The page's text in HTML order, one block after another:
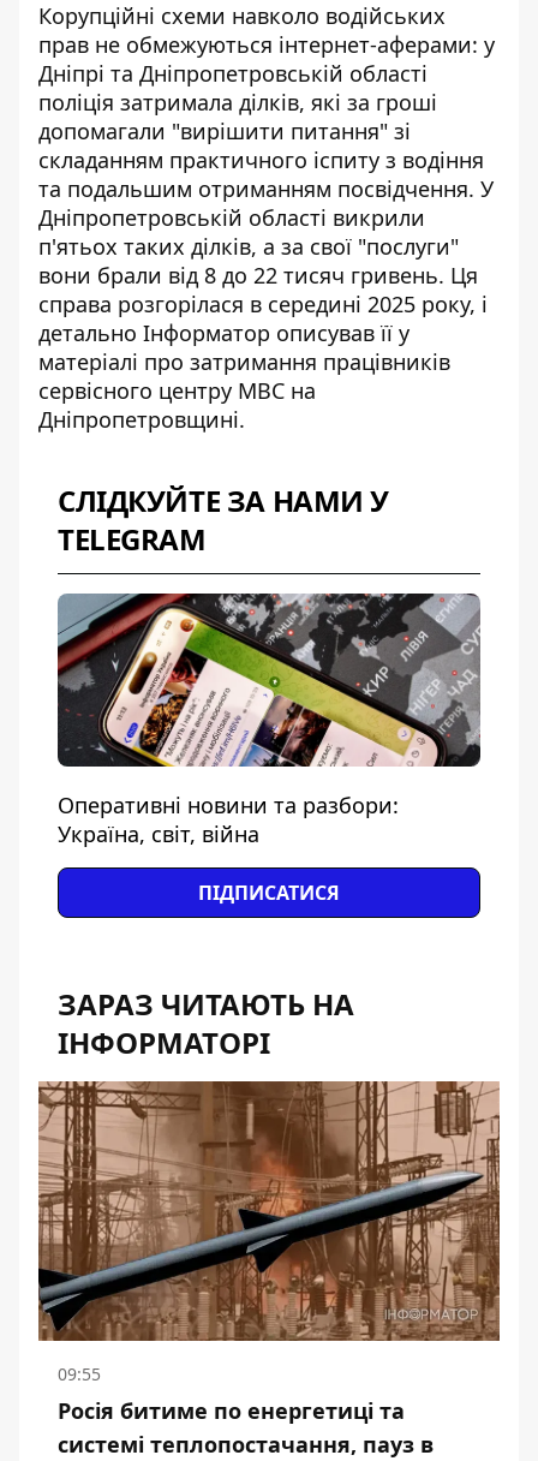
Корупційні схеми навколо водійських
прав не обмежуються інтернет-аферами: у
Дніпрі та Дніпропетровській області
поліція затримала ділків, які за гроші
допомагали "вирішити питання" зі
складанням практичного іспиту з водіння
та подальшим отриманням посвідчення. У
Дніпропетровській області викрили
п'ятьох таких ділків, а за свої "послуги"
вони брали від 8 до 22 тисяч гривень. Ця
справа розгорілася в середині 2025 року, і
детально Інформатор описував її у
матеріалі про затримання працівників
сервісного центру МВС на
Дніпропетровщині.
СЛІДКУЙТЕ ЗА НАМИ У
TELEGRAM
Оперативні новини та разбори:
Україна, світ, війна
ПІДПИСАТИСЯ
ЗАРАЗ ЧИТАЮТЬ НА
ІНФОРМАТОРІ
09:55
Росія битиме по енергетиці та
системі теплопостачання, пауз в